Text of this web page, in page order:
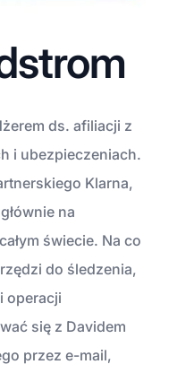
ds. afiliacji z
i ubezpieczeniach.
Klarna,
na
świecie. Na co
do śledzenia,
operacji
się z Davidem
przez e-mail,